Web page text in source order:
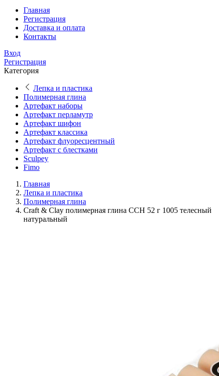
Главная
Регистрация
Доставка и оплата
Контакты
Вход
Регистрация
Категория
Лепка и пластика
Полимерная глина
Артефакт наборы
Артефакт перламутр
Артефакт шифон
Артефакт классика
Артефакт флуоресцентный
Артефакт с блестками
Sculpey
Fimo
Главная
Лепка и пластика
Полимерная глина
Craft & Clay полимерная глина CCH 52 г 1005 телесный
натуральный